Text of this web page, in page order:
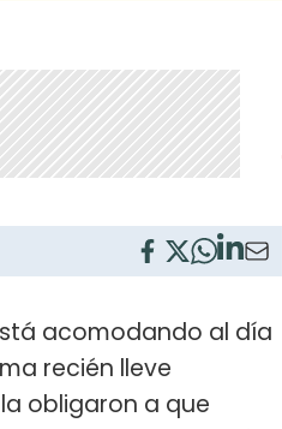
acomodando al día
recién lleve
obligaron a que